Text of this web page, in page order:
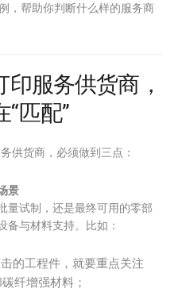
，帮助你判断什么样的服务商
服务供货商，
“匹配”
供货商，必须做到三点：
景
量试制，还是最终可用的零部
备与材料支持。比如：
的工程件，就要重点关注
纤增强材料；